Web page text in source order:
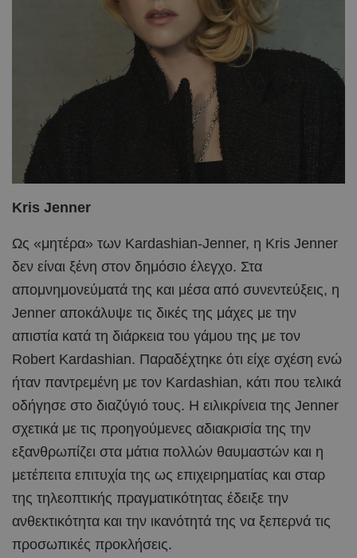
Kris Jenner
Ως «μητέρα» των Kardashian-Jenner, η Kris Jenner
δεν είναι ξένη στον δημόσιο έλεγχο. Στα
απομνημονεύματά της και μέσα από συνεντεύξεις, η
Jenner αποκάλυψε τις δικές της μάχες με την
απιστία κατά τη διάρκεια του γάμου της με τον
Robert Kardashian. Παραδέχτηκε ότι είχε σχέση ενώ
ήταν παντρεμένη με τον Kardashian, κάτι που τελικά
οδήγησε στο διαζύγιό τους. Η ειλικρίνεια της Jenner
σχετικά με τις προηγούμενες αδιακρισία της την
εξανθρωπίζει στα μάτια πολλών θαυμαστών και η
μετέπειτα επιτυχία της ως επιχειρηματίας και σταρ
της τηλεοπτικής πραγματικότητας έδειξε την
ανθεκτικότητα και την ικανότητά της να ξεπερνά τις
προσωπικές προκλήσεις.